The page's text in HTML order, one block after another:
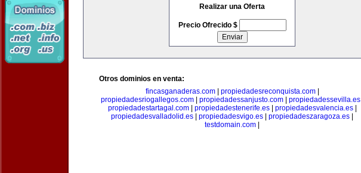
Realizar una Oferta
Precio Ofrecido $
Otros dominios en venta:
fincasganaderas.com| propiedadesreconquista.com|
propiedadesriogallegos.com| propiedadessanjusto.com| propiedadessevilla.es|
propiedadestartagal.com| propiedadestenerife.es| propiedadesvalencia.es|
propiedadesvalladolid.es
propiedadesvigo.es propiedadeszaragoza.es
testdomain.com